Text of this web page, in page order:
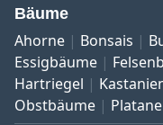
Bäume
Ahorne Bonsais
Essigbäume
Hartriegel
Obstbäume